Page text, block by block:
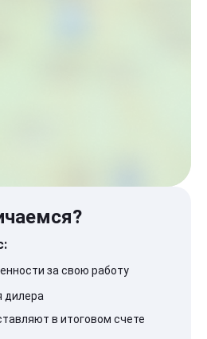
за свою работу
дилера
в итоговом счете